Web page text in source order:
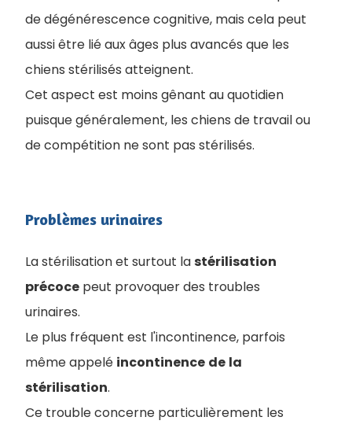
de dégénérescence cognitive, mais cela peut
aussi être lié aux âges plus avancés que les
chiens stérilisés atteignent.
Cet aspect est moins gênant au quotidien
puisque généralement, les chiens de travail ou
de compétition ne sont pas stérilisés.
Problèmes urinaires
La stérilisation et surtout lastérilisation
précoce peut provoquer des troubles
urinaires.
Le plus fréquent est l'incontinence, parfois
même appelé incontinence de la
stérilisation.
Ce trouble concerne particulièrement les